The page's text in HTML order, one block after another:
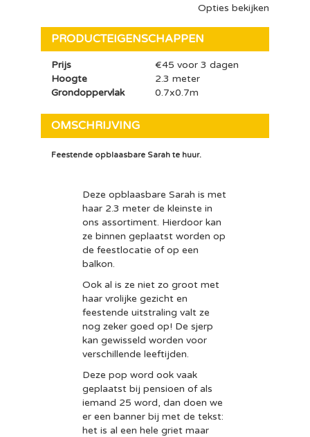
Opties bekijken
PRODUCTEIGENSCHAPPEN
Prijs
€45 voor 3 dagen
Hoogte
2.3 meter
Grondoppervlak
0.7x0.7m
OMSCHRIJVING
Feestende opblaasbare Sarah te huur.
Deze opblaasbare Sarah is met
haar 2.3 meter de kleinste in
ons assortiment. Hierdoor kan
ze binnen geplaatst worden op
de feestlocatie of op een
balkon.
Ook al is ze niet zo groot met
haar vrolijke gezicht en
feestende uitstraling valt ze
nog zeker goed op! De sjerp
kan gewisseld worden voor
verschillende leeftijden.
Deze pop word ook vaak
geplaatst bij pensioen of als
iemand 25 word, dan doen we
er een banner bij met de tekst:
het is al een hele griet maar